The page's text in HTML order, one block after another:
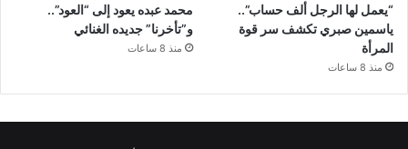
“يعمل لها الرجل ألف حساب”..
ياسمين صبري تكشف سر قوة
المرأة
منذ 8 ساعات
محمد عبده يعود إلى “العود”..
و”تأخرنا” جديده الغنائي
منذ 8 ساعات